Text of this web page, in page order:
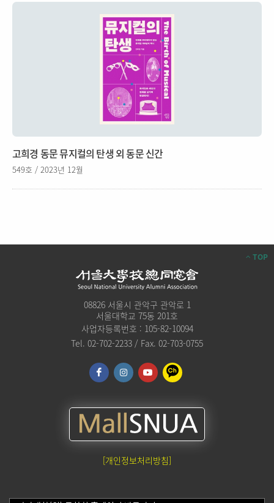
고희경 동문 뮤지컬의 탄생 외 동문 신간
549호 / 2023년 12월
TOP
08826 서울시 관악구 관악로 1
서울대학교 75동 201호
사업자등록번호 : 105-82-10094
Tel. 02-702-2233 / Fax. 02-703-0755
[개인정보처리방침]